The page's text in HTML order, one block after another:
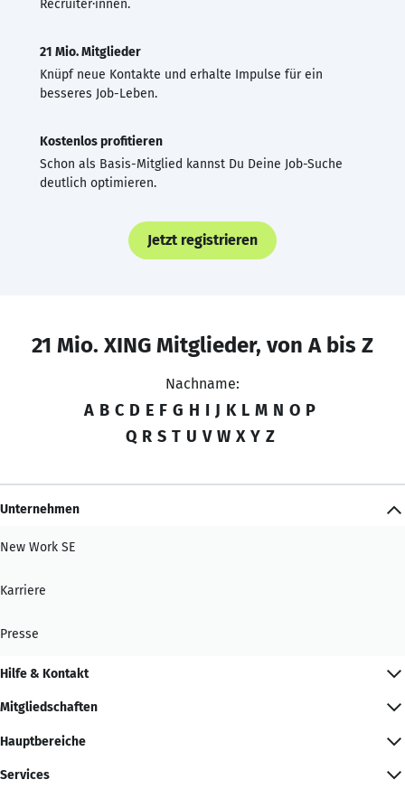
Recruiter·innen.
21 Mio. Mitglieder
Knüpf neue Kontakte und erhalte Impulse für ein
besseres Job-Leben.
Kostenlos profitieren
Schon als Basis-Mitglied kannst Du Deine Job-Suche
deutlich optimieren.
Jetzt registrieren
21 Mio. XING Mitglieder, von A bis Z
Nachname:
A B C D E F G H I J K L M N O P
Q R S T U V W X Y Z
Unternehmen
New Work SE
Karriere
Presse
Hilfe & Kontakt
Mitgliedschaften
Hauptbereiche
Services